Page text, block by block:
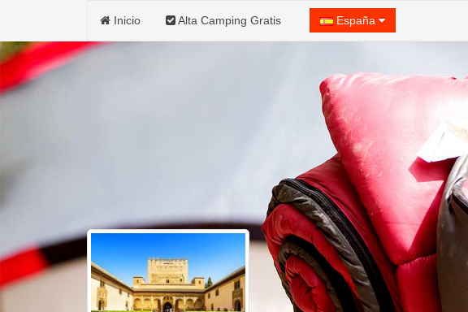
Inicio Alta Camping Gratis España